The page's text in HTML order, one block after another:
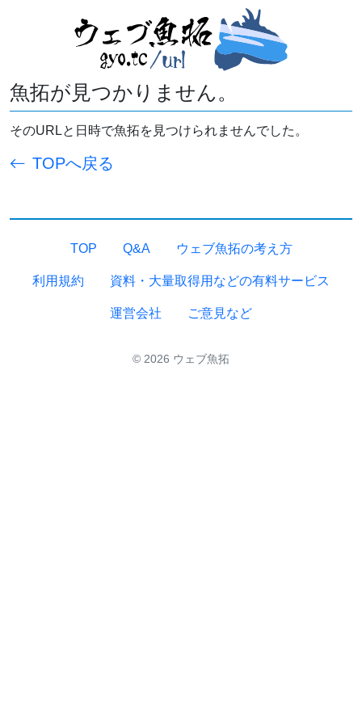
魚拓が見つかりません。
そのURLと日時で魚拓を見つけられませんでした。
TOPへ戻る
TOP Q&A ウェブ魚拓の考え方
利用規約 資料・大量取得用などの有料サービス
運営会社 ご意見など
© 2026 ウェブ魚拓